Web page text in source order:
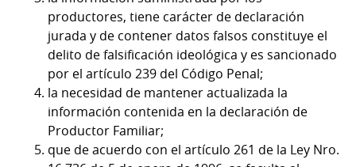
productores, tiene carácter de declaración
jurada y de contener datos falsos constituye el
delito de falsificación ideológica y es sancionado
por el artículo 239 del Código Penal;
la necesidad de mantener actualizada la
información contenida en la declaración de
Productor Familiar;
que de acuerdo con el artículo 261 de la Ley Nro.